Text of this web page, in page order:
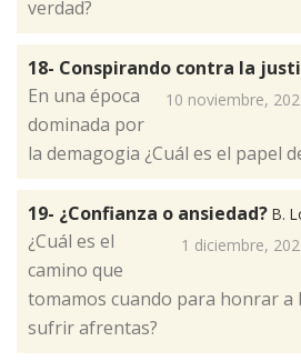
verdad?
18- Conspirando contra la
10 noviembre,
En una época
dominada por
la demagogia ¿Cuál es el papel
19- ¿Confianza o ansiedad? B.
1 diciembre,
¿Cuál es el
camino que
tomamos cuando para honrar a
sufrir afrentas?